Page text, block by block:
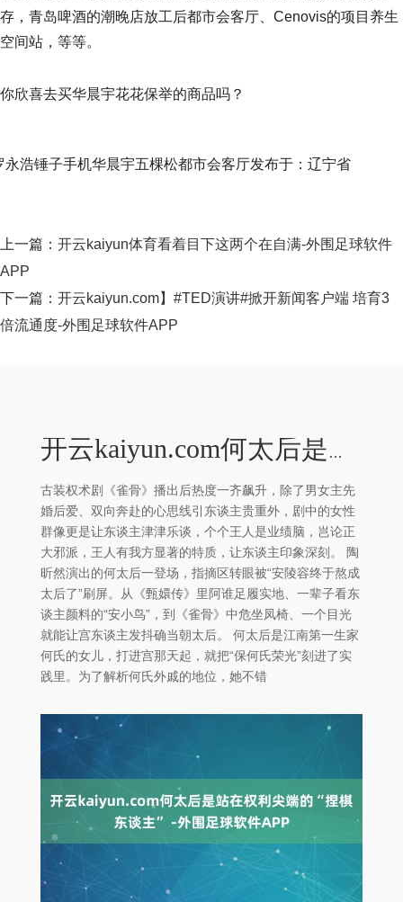
存，青岛啤酒的潮晚店放工后都市会客厅、Cenovis的项目养生
空间站，等等。
你欣喜去买华晨宇花花保举的商品吗？
永浩锤子手机华晨宇五棵松都市会客厅发布于：辽宁省
上一篇： 开云kaiyun体育看着目下这两个在自满-外围足球软件
APP
下一篇： 开云kaiyun.com】#TED演讲#掀开新闻客户端 培育3
倍流通度-外围足球软件APP
开云kaiyun.com何太后是站在权利尖端的“捏棋东谈主” -外围足球软件APP
古装权术剧《雀骨》播出后热度一齐飙升，除了男女主先
婚后爱、双向奔赴的心思线引东谈主贵重外，剧中的女性
群像更是让东谈主津津乐谈，个个王人是业绩脑，岂论正
大邪派，王人有我方显著的特质，让东谈主印象深刻。 陶
昕然演出的何太后一登场，指摘区转眼被“安陵容终于熬成
太后了”刷屏。从《甄嬛传》里阿谁足履实地、一辈子看东
谈主颜料的“安小鸟”，到《雀骨》中危坐凤椅、一个目光
就能让宫东谈主发抖确当朝太后。 何太后是江南第一生家
何氏的女儿，打进宫那天起，就把“保何氏荣光”刻进了实
践里。为了解析何氏外戚的地位，她不错